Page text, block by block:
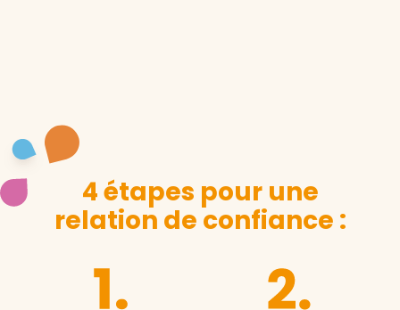
4 étapes pour une
relation de confiance :